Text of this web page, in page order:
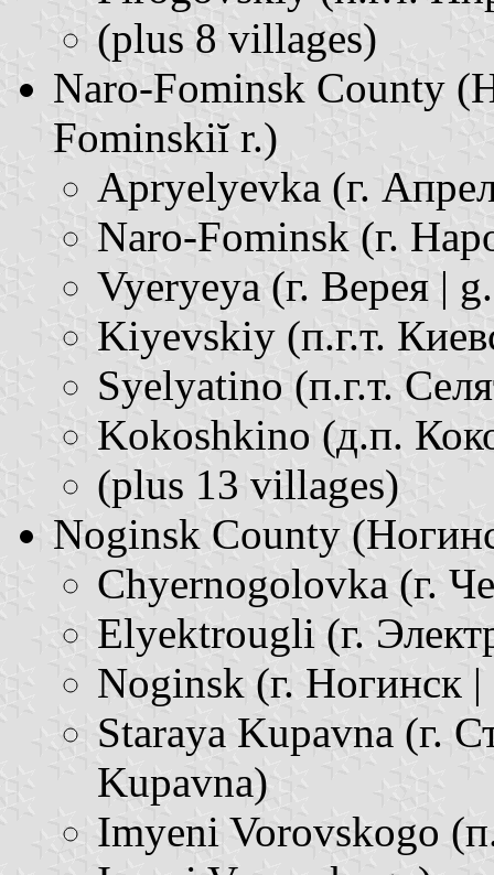
(plus 8 villages)
Naro-Fominsk County
Fominskiĭ r.)
Apryelyevka (г.
Naro-Fominsk (г.
Vyeryeya (г. Верея |
Kiyevskiy (п.г.т.
Syelyatino (п.г.т.
Kokoshkino (д.п.
(plus 13 villages)
Noginsk County
Chyernogolovka (г.
Elyektrougli (г.
Noginsk (г. Ногинск
Staraya Kupavna (г.
Kupavna)
Imyeni Vorovskogo